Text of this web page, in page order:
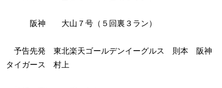
阪神 大山７号（５回裏３ラン）
予告先発 東北楽天ゴールデンイーグルス 則本 阪神
タイガース 村上